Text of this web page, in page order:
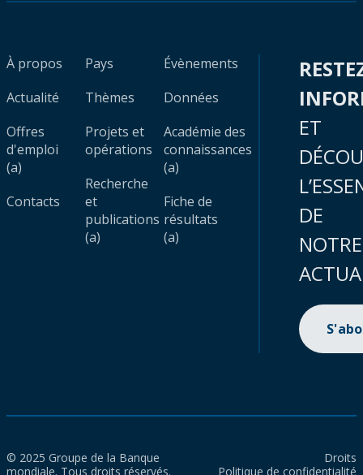
À propos
Actualité
Offres
d'emploi
(a)
Contacts
Pays
Thèmes
Projets et
opérations
Recherche
et
publications
(a)
Évènements
Données
Académie des
connaissances
(a)
Fiche de
résultats
(a)
ET
DE
NOTRE
© 2025 Groupe de la Banque
mondiale. Tous droits réservés.
Droits
Politique de confidentialité